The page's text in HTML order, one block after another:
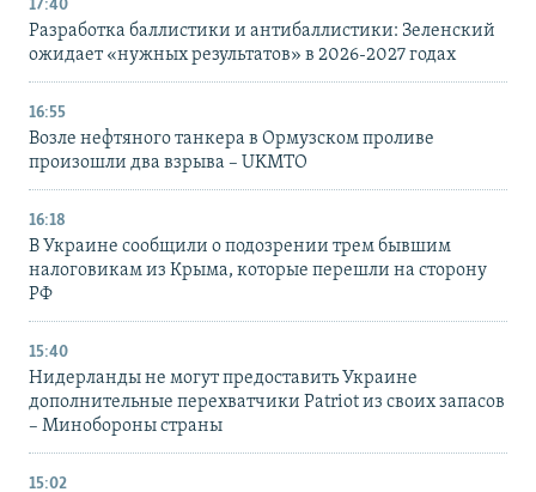
17:40
Разработка баллистики и антибаллистики: Зеленский
ожидает «нужных результатов» в 2026-2027 годах
16:55
Возле нефтяного танкера в Ормузском проливе
произошли два взрыва – UKMTO
16:18
В Украине сообщили о подозрении трем бывшим
налоговикам из Крыма, которые перешли на сторону
РФ
15:40
Нидерланды не могут предоставить Украине
дополнительные перехватчики Patriot из своих запасов
– Минобороны страны
15:02